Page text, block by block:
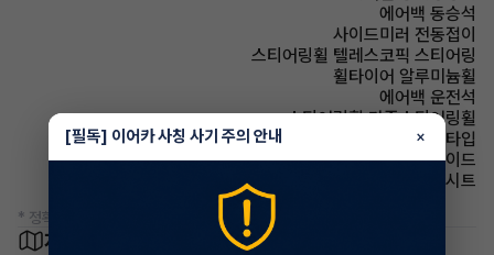
에어백 동승석
사이드미러 전동접이
스티어링휠 텔레스코픽 스티어링
휠타이어 알루미늄휠
에어백 운전석
스티어링휠 가죽스티어링휠
헤드램프 프로젝션 타입
에어백 사이드
시트 인조가죽시트
* 정확한 정보는 판매자와 반드시 확인하시기 바랍니다.
차량 위치
[필독] 이어카 사칭 사기 주의 안내 ×